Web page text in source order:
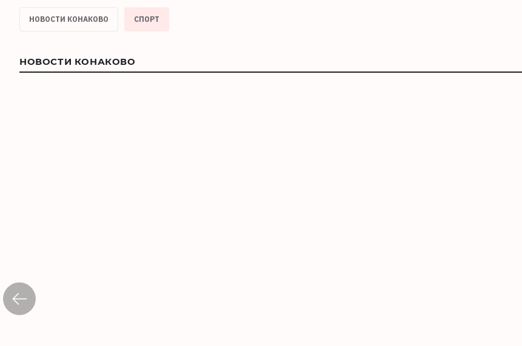
НОВОСТИ КОНАКОВО СПОРТ
НОВОСТИ КОНАКОВО